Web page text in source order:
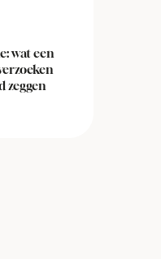
wat een
zeggen